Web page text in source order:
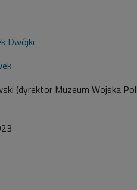
Dwójki
(dyrektor Muzeum Wojska